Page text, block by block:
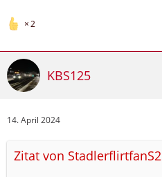
2
KBS125
14. April 2024
Zitat von StadlerflirtfanS2